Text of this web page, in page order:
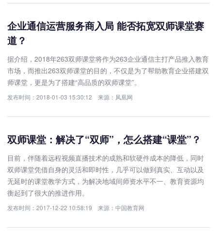
企业通信运营服务商入局 能否拓宽双师课堂赛
道？
据介绍，2018年263双师课堂将作为263企业通信主打产品推入教育
市场，而推出263双师课堂的目的，不仅是为了帮助教育企业搭建双
师课堂，更是为了搭建“高品质的双师课堂”。
发布时间：2018-01-03 15:30:12 来源：凤凰网
双师课堂：解决了“双师”，怎么搭建“课堂”？
目前，伴随着远程视频直播技术的成熟和软硬件成本的降低，同时
双师课堂凭借自身的灵活和即时性，几乎可以做到真实、互动以及
无延时的课堂教学方式，为解决地域间师资水平不一、教育资源均
衡起到了很大的推进作用。
发布时间：2017-12-22 10:58:19 来源：中国教育网